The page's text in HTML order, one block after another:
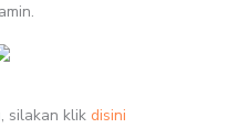
silakan klik disini